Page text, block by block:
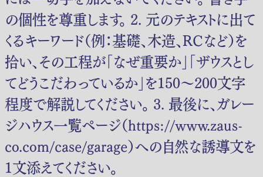
の個性を尊重します。 2. 元のテキストに出て
くるキーワード（例：基礎、木造、RCなど）を
拾い、その工程が「なぜ重要か」「ザウスとし
てどうこだわっているか」を150〜200文字
程度で解説してください。 3. 最後に、ガレー
ジハウス一覧ページ（https://www.zaus-
co.com/case/garage）への自然な誘導文を
1文添えてください。